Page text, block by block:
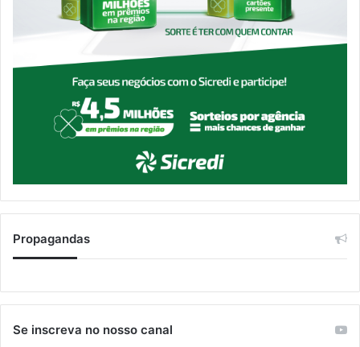
Propagandas
Se inscreva no nosso canal